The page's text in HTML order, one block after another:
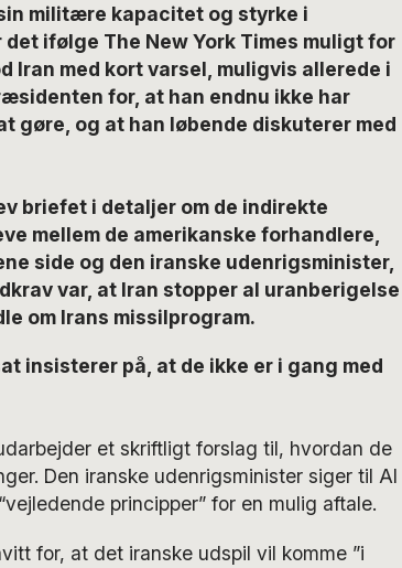
sin militære kapacitet og styrke i
ifølge The New York Times muligt for
Iran med kort varsel, muligvis allerede i
for, at han endnu ikke har
gøre, og at han løbende diskuterer med
briefet i detaljer om de indirekte
mellem de amerikanske forhandlere,
side og den iranske udenrigsminister,
var, at Iran stopper al uranberigelse
om Irans missilprogram.
insisterer på, at de ikke er i gang med
et skriftligt forslag til, hvordan de
Den iranske udenrigsminister siger til Al
principper” for en mulig aftale.
for, at det iranske udspil vil komme ”i